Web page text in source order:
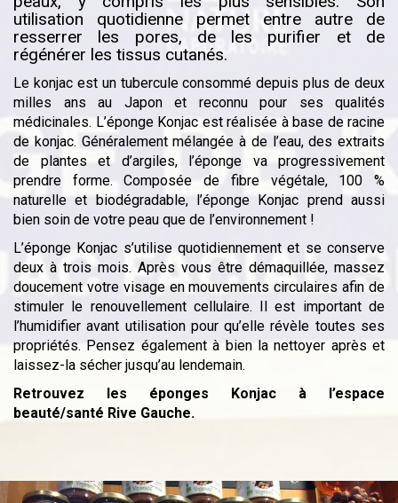
utilisation quotidienne permet entre autre de
resserrer les pores, de les purifier et de
régénérer les tissus cutanés.
Le konjac est un tubercule consommé depuis plus de deux
milles ans au Japon et reconnu pour ses qualités
médicinales. L’éponge Konjac est réalisée à base de racine
de konjac. Généralement mélangée à de l’eau, des extraits
de plantes et d’argiles, l’éponge va progressivement
prendre forme. Composée de fibre végétale, 100 %
naturelle et biodégradable, l’éponge Konjac prend aussi
bien soin de votre peau que de l’environnement !
L’éponge Konjac s’utilise quotidiennement et se conserve
deux à trois mois. Après vous être démaquillée, massez
doucement votre visage en mouvements circulaires afin de
stimuler le renouvellement cellulaire. Il est important de
l’humidifier avant utilisation pour qu’elle révèle toutes ses
propriétés. Pensez également à bien la nettoyer après et
laissez-la sécher jusqu’au lendemain.
Retrouvez les éponges Konjac à l’espace
beauté/santé Rive Gauche.